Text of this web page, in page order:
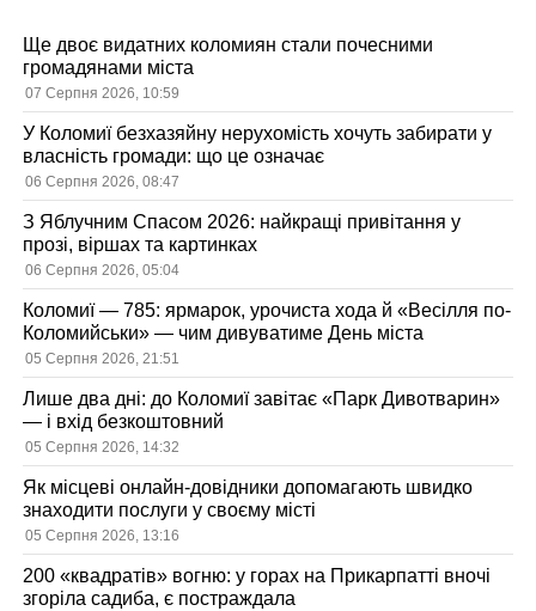
Ще двоє видатних коломиян стали почесними
громадянами міста
07 Серпня 2026, 10:59
У Коломиї безхазяйну нерухомість хочуть забирати у
власність громади: що це означає
06 Серпня 2026, 08:47
З Яблучним Спасом 2026: найкращі привітання у
прозі, віршах та картинках
06 Серпня 2026, 05:04
Коломиї — 785: ярмарок, урочиста хода й «Весілля по-
Коломийськи» — чим дивуватиме День міста
05 Серпня 2026, 21:51
Лише два дні: до Коломиї завітає «Парк Дивотварин»
— і вхід безкоштовний
05 Серпня 2026, 14:32
Як місцеві онлайн-довідники допомагають швидко
знаходити послуги у своєму місті
05 Серпня 2026, 13:16
200 «квадратів» вогню: у горах на Прикарпатті вночі
згоріла садиба, є постраждала